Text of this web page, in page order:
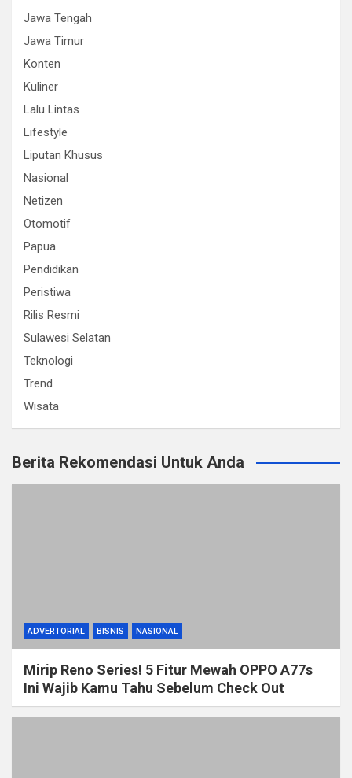
Jawa Tengah
Jawa Timur
Konten
Kuliner
Lalu Lintas
Lifestyle
Liputan Khusus
Nasional
Netizen
Otomotif
Papua
Pendidikan
Peristiwa
Rilis Resmi
Sulawesi Selatan
Teknologi
Trend
Wisata
Berita Rekomendasi Untuk Anda
ADVERTORIAL BISNIS NASIONAL
Mirip Reno Series! 5 Fitur Mewah OPPO A77s
Ini Wajib Kamu Tahu Sebelum Check Out